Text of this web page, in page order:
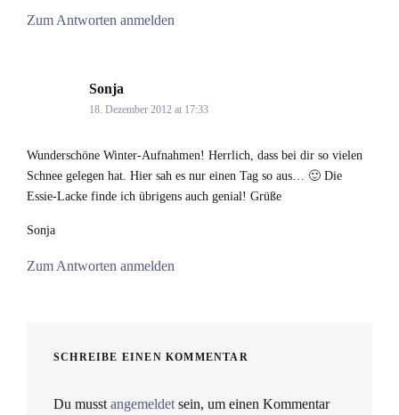
Zum Antworten anmelden
Sonja
18. Dezember 2012 at 17:33
Wunderschöne Winter-Aufnahmen! Herrlich, dass bei dir so vielen
Schnee gelegen hat. Hier sah es nur einen Tag so aus… 🙂 Die
Essie-Lacke finde ich übrigens auch genial! Grüße
Sonja
Zum Antworten anmelden
SCHREIBE EINEN KOMMENTAR
Du musst angemeldet sein, um einen Kommentar